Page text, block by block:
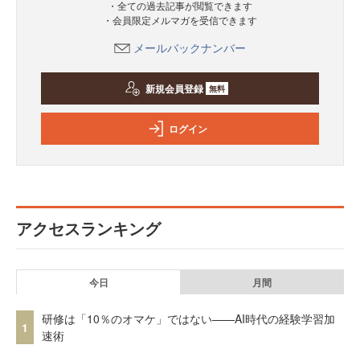
・全ての過去記事が閲覧できます
・会員限定メルマガを受信できます
メールバックナンバー
新規会員登録 無料
ログイン
アクセスランキング
今日 月間
1
研修は「10％のオマケ」ではない——AI時代の経験学習加
速術